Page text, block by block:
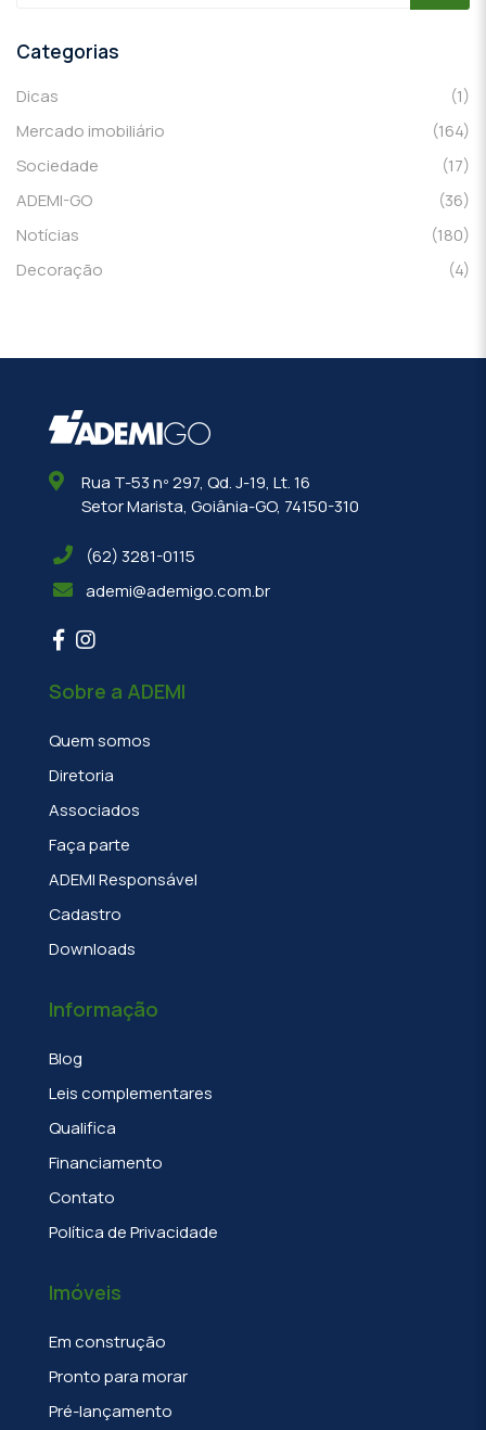
Categorias
Dicas
(1)
Mercado imobiliário
(164)
Sociedade
(17)
ADEMI-GO
(36)
Notícias
(180)
Decoração
(4)
Rua T-53 nº 297, Qd. J-19, Lt. 16
Setor Marista, Goiânia-GO, 74150-310
(62) 3281-0115
ademi@ademigo.com.br
Sobre a ADEMI
Quem somos
Diretoria
Associados
Faça parte
ADEMI Responsável
Cadastro
Downloads
Informação
Blog
Leis complementares
Qualifica
Financiamento
Contato
Política de Privacidade
Imóveis
Em construção
Pronto para morar
Pré-lançamento